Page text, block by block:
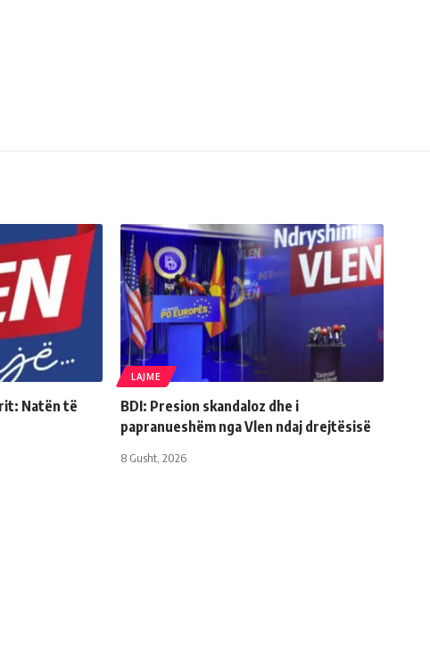
Natën të
LAJME
BDI: Presion skandaloz dhe i
papranueshëm nga Vlen ndaj drejtësisë
8 Gusht, 2026